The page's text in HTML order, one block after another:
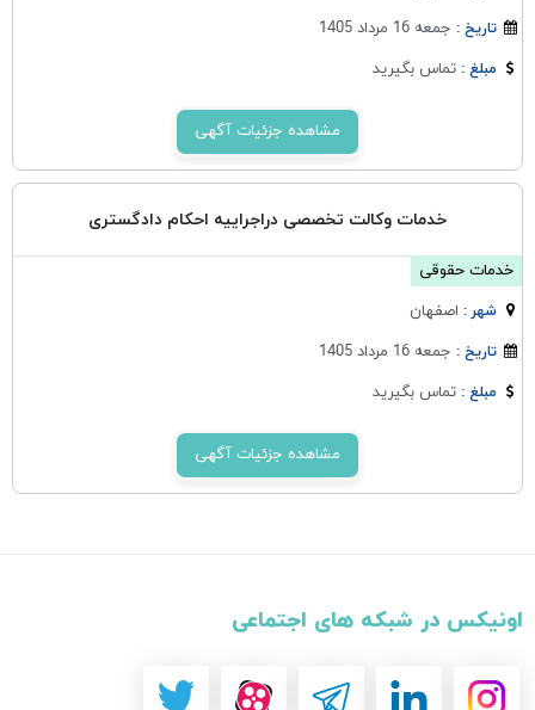
تاریخ : جمعه 16 مرداد 1405
مبلغ :تماس بگیرید
مشاهده جزئیات آگهی
خدمات وکالت تخصصی دراجراییه احکام دادگستری
خدمات حقوقی
شهر : اصفهان
تاریخ : جمعه 16 مرداد 1405
مبلغ :تماس بگیرید
مشاهده جزئیات آگهی
اونیکس در شبکه های اجتماعی